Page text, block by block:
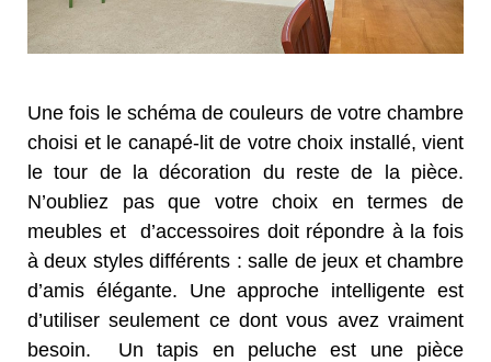
Une fois le schéma de couleurs de votre chambre
choisi et le canapé-litde votre choix installé, vient
le tour dela décoration du reste de la pièce.
N’oubliez pas
que votre choix en termes de
meubles et d’accessoires doit répondre à la fois
à deux styles différents :salle de jeux etchambre
d’amis élégante. Une approche intelligente est
d’utiliser seulement cedontvous avez vraiment
besoin.
Un tapis
en peluche est une pièce